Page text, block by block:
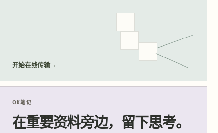
开始在线传输→
OK笔记
在重要资料旁边，留下思考。